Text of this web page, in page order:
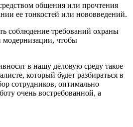
общения или прочтения
ее тонкостей или нововведений.
соблюдение требований охраны
модернизации, чтобы
в нашу деловую среду такое
который будет разбираться в
сотрудников, оптимально
очень востребованной, а